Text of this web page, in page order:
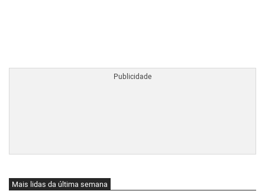
Mais lidas da última semana